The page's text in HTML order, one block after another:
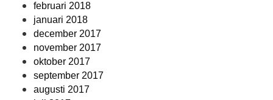
februari 2018
januari 2018
december 2017
november 2017
oktober 2017
september 2017
augusti 2017